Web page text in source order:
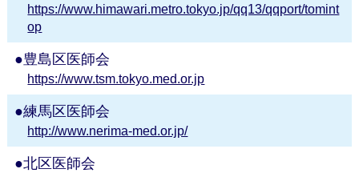
https://www.himawari.metro.tokyo.jp/qq13/qqport/tomint
op
豊島区医師会
https://www.tsm.tokyo.med.or.jp
練馬区医師会
http://www.nerima-med.or.jp/
北区医師会